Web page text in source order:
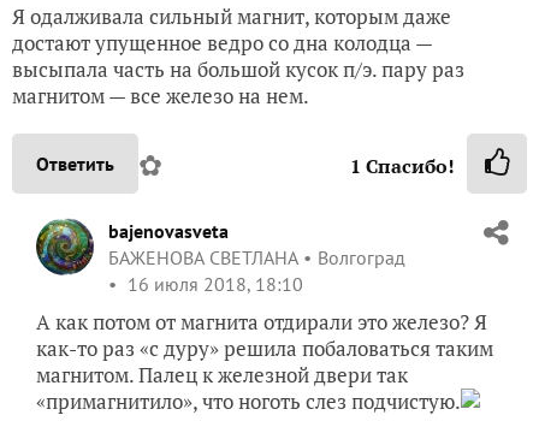
Я одалживала сильный магнит, которым даже
достают упущенное ведро со дна колодца —
высыпала часть на большой кусок п/э. пару раз
магнитом — все железо на нем.
Ответить ✿ 1 Спасибо!
bajenovasveta
БАЖЕНОВА СВЕТЛАНА
Волгоград
16 июля 2018, 18:10
А как потом от магнита отдирали это железо? Я
как-то раз «с дуру» решила побаловаться таким
магнитом. Палец к железной двери так
«примагнитило», что ноготь слез подчистую.